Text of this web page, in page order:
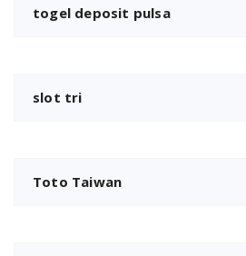
togel deposit pulsa
slot tri
Toto Taiwan